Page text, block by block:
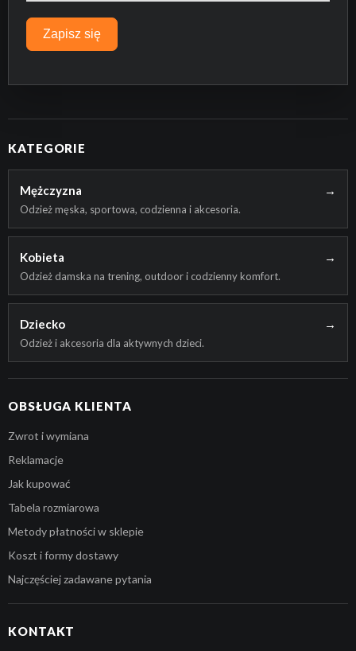
Zapisz się
KATEGORIE
Mężczyzna →
Odzież męska, sportowa, codzienna i akcesoria.
Kobieta →
Odzież damska na trening, outdoor i codzienny komfort.
Dziecko →
Odzież i akcesoria dla aktywnych dzieci.
OBSŁUGA KLIENTA
Zwrot i wymiana
Reklamacje
Jak kupować
Tabela rozmiarowa
Metody płatności w sklepie
Koszt i formy dostawy
Najczęściej zadawane pytania
KONTAKT